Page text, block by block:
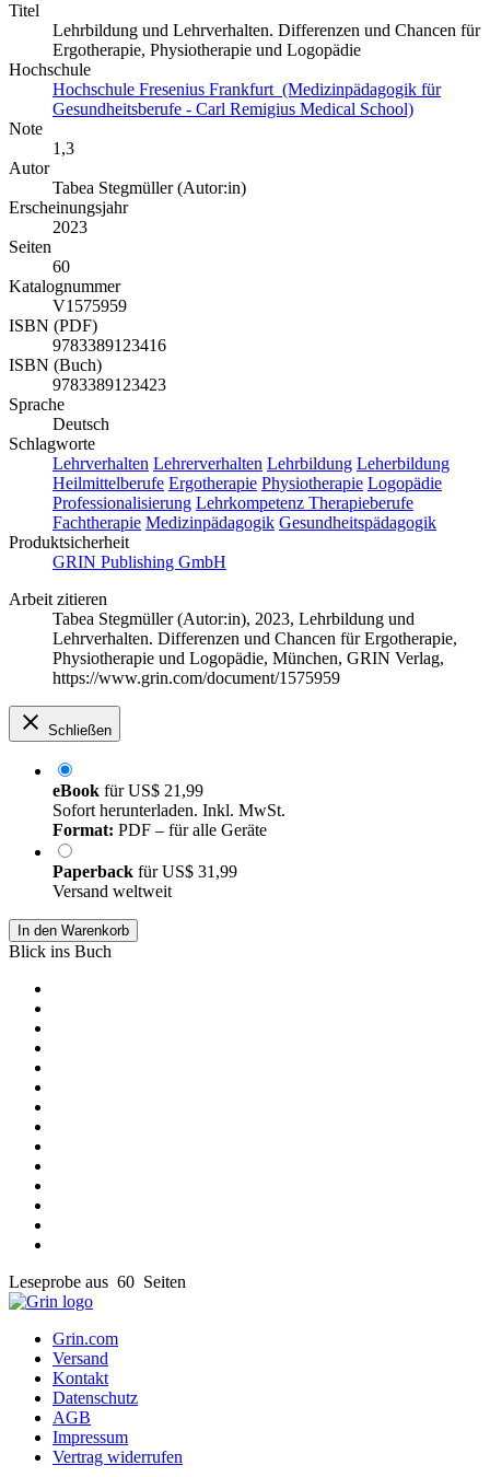
Titel
Lehrbildung und Lehrverhalten. Differenzen und Chancen für
Ergotherapie, Physiotherapie und Logopädie
Hochschule
Hochschule Fresenius Frankfurt (Medizinpädagogik für
Gesundheitsberufe - Carl Remigius Medical School)
Note
1,3
Autor
Tabea Stegmüller (Autor:in)
Erscheinungsjahr
2023
Seiten
60
Katalognummer
V1575959
ISBN (PDF)
9783389123416
ISBN (Buch)
9783389123423
Sprache
Deutsch
Schlagworte
Lehrverhalten Lehrerverhalten Lehrbildung Leherbildung
Heilmittelberufe Ergotherapie Physiotherapie Logopädie
Professionalisierung Lehrkompetenz Therapieberufe
Fachtherapie Medizinpädagogik Gesundheitspädagogik
Produktsicherheit
GRIN Publishing GmbH
Arbeit zitieren
Tabea Stegmüller (Autor:in), 2023, Lehrbildung und
Lehrverhalten. Differenzen und Chancen für Ergotherapie,
Physiotherapie und Logopädie, München, GRIN Verlag,
https://www.grin.com/document/1575959
Schließen
eBook fürUS$ 21,99
Sofort herunterladen. Inkl. MwSt.
Format: PDF – für alle Geräte
Paperback fürUS$ 31,99
Versand weltweit
In den Warenkorb
Blick ins Buch
Leseprobe aus 60 Seiten
Grin.com
Versand
Kontakt
Datenschutz
AGB
Impressum
Vertrag widerrufen